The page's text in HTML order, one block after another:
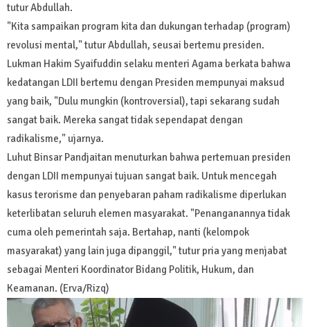
tutur Abdullah.
"Kita sampaikan program kita dan dukungan terhadap (program)
revolusi mental," tutur Abdullah, seusai bertemu presiden.
Lukman Hakim Syaifuddin selaku menteri Agama berkata bahwa
kedatangan LDII bertemu dengan Presiden mempunyai maksud
yang baik, "Dulu mungkin (kontroversial), tapi sekarang sudah
sangat baik. Mereka sangat tidak sependapat dengan
radikalisme," ujarnya.
Luhut Binsar Pandjaitan menuturkan bahwa pertemuan presiden
dengan LDII mempunyai tujuan sangat baik. Untuk mencegah
kasus terorisme dan penyebaran paham radikalisme diperlukan
keterlibatan seluruh elemen masyarakat. "Penanganannya tidak
cuma oleh pemerintah saja. Bertahap, nanti (kelompok
masyarakat) yang lain juga dipanggil," tutur pria yang menjabat
sebagai Menteri Koordinator Bidang Politik, Hukum, dan
Keamanan. (Erva/Rizq)